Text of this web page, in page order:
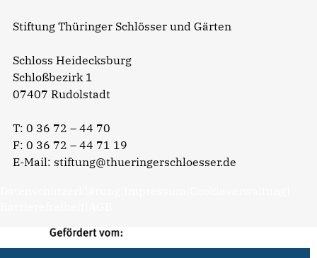
Stiftung Thüringer Schlösser und Gärten
Schloss Heidecksburg
Schloßbezirk 1
07407 Rudolstadt
T: 0 36 72 – 44 70
F: 0 36 72 – 44 71 19
E-Mail: stiftung@thueringerschloesser.de